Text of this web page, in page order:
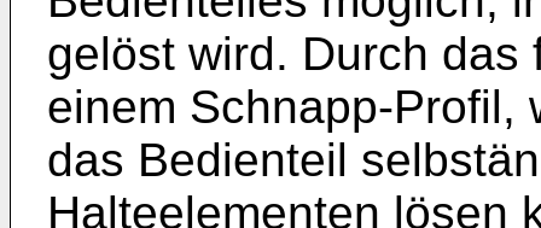
gelöst wird. Durch
einem Schnapp-Profil,
das Bedienteil
Halteelementen lösen